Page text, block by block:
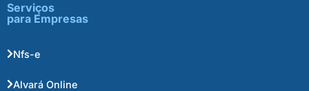
Serviços
para Empresas
Nfs-e
Alvará Online